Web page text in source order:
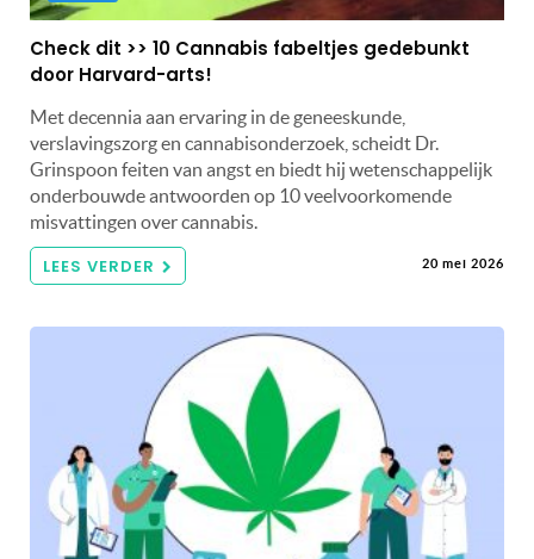
Check dit >> 10 Cannabis fabeltjes gedebunkt
door Harvard-arts!
Met decennia aan ervaring in de geneeskunde,
verslavingszorg en cannabisonderzoek, scheidt Dr.
Grinspoon feiten van angst en biedt hij wetenschappelijk
onderbouwde antwoorden op 10 veelvoorkomende
misvattingen over cannabis.
LEES VERDER 20 mei 2026